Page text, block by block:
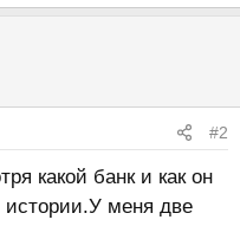
#2
какой банк и как он
истории.У меня две